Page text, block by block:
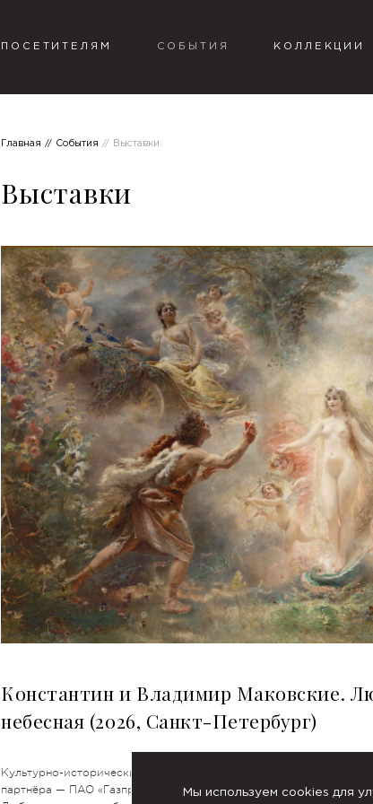
ПОСЕТИТЕЛЯМ СОБЫТИЯ КОЛЛЕКЦИИ
Главная События Выставки
Выставки
Константин и Владимир Маковские.
небесная (2026, Санкт-Петербург)
Культурно-исторический фонд «Связь времен» и Музей Фаберже
партнёра — ПАО «Газпром» — представляют выставочный
Мы используем cookies для